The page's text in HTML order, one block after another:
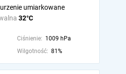
32°C
umiarkowane
Ciśnienie: 1009 hPa
Wilgotność: 81%